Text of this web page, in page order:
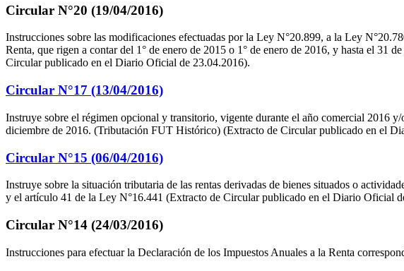
Circular N°20 (19/04/2016)
Instrucciones sobre las modificaciones efectuadas por la Ley N°20.899, a la Ley
Renta, que rigen a contar del 1° de enero de 2015 o 1° de enero de 2016, y hasta el
Circular publicado en el Diario Oficial de 23.04.2016).
Circular N°17 (13/04/2016)
Instruye sobre el régimen opcional y transitorio, vigente durante el año comercial 2016
diciembre de 2016. (Tributación FUT Histórico) (Extracto de Circular publicado en el
Circular N°15 (06/04/2016)
Instruye sobre la situación tributaria de las rentas derivadas de bienes situados o
y el artículo 41 de la Ley N°16.441 (Extracto de Circular publicado en el Diario Oficial
Circular N°14 (24/03/2016)
Instrucciones para efectuar la Declaración de los Impuestos Anuales a la Renta